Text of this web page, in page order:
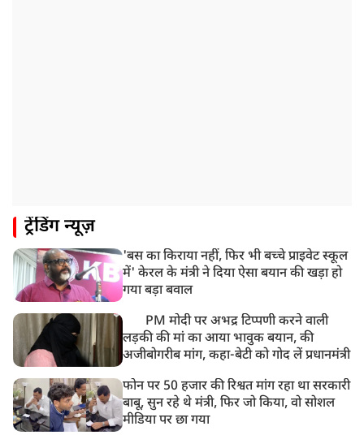
ट्रेंडिंग न्यूज़
'बस का किराया नहीं, फिर भी बच्चे प्राइवेट स्कूल
में' केरल के मंत्री ने दिया ऐसा बयान की खड़ा हो
गया बड़ा बवाल
PM मोदी पर अभद्र टिप्पणी करने वाली
लड़की की मां का आया भावुक बयान, की
अजीबोगरीब मांग, कहा-बेटी को गोद लें प्रधानमंत्री
फोन पर 50 हजार की रिश्वत मांग रहा था सरकारी
बाबू, सुन रहे थे मंत्री, फिर जो किया, वो सोशल
मीडिया पर छा गया